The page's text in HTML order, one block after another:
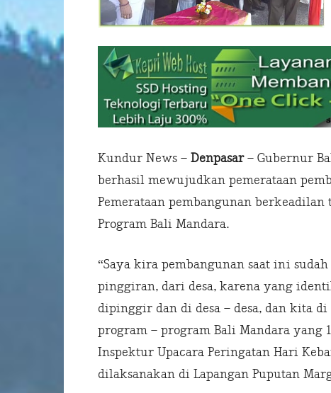
Kundur News – Denpasar– Gubernur
berhasil mewujudkan pemerataan
Pemerataan pembangunan
Program Bali Mandara.
“Saya kira pembangunan saat ini
pinggiran, dari desa, karena yang
dipinggir dan di desa – desa, dan kita
program – program Bali Mandara yang
Inspektur Upacara Peringatan Hari
dilaksanakan di Lapangan Puputan